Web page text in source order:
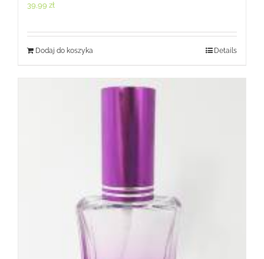
39,99 zł
Dodaj do koszyka Details